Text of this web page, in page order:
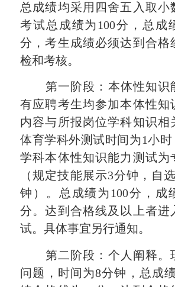
总成绩均采用四舍五入取小
考试总成绩为100分，总成
分，考生成绩必须达到合格
检和考核。
第一阶段：本体性知识
有应聘考生均参加本体性知
内容与所报岗位学科知识相
体育学科外测试时间为1小时
学科本体性知识能力 测试为
（规定技能展示3分钟，自
钟） 。 总成绩为100分，成
分。达到合格线及以上者进
试。具体事宜另行通知。
第二阶段：个人阐释。
问题 ，时间为8分钟，总成